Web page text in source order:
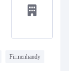
Firmenhandy